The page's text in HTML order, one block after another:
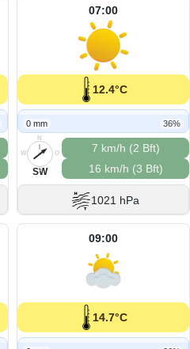
07:00
12.4°C
0 mm 36%
N
O
S
W
SW
7 km/h (2 Bft)
16 km/h (3 Bft)
1021 hPa
09:00
14.7°C